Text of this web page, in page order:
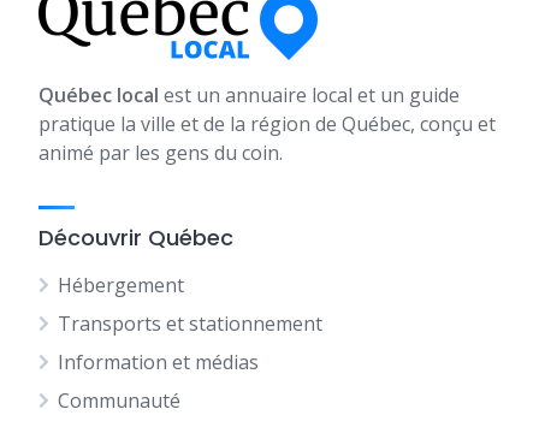
Québec local est un annuaire local et un guide
pratique la ville et de la région de Québec, conçu et
animé par les gens du coin.
Découvrir Québec
Hébergement
Transports et stationnement
Information et médias
Communauté